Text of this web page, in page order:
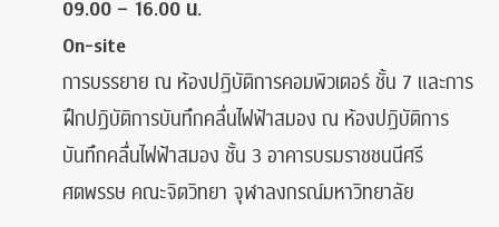
09.00 – 16.00 น.
On-site
การบรรยาย ณ ห้องปฏิบัติการคอมพิวเตอร์ ชั้น 7 และการ
ฝึกปฏิบัติการบันทึกคลื่นไฟฟ้าสมอง ณ ห้องปฏิบัติการ
บันทึกคลื่นไฟฟ้าสมอง ชั้น 3 อาคารบรมราชชนนีศรี
ศตพรรษ คณะจิตวิทยา จุฬาลงกรณ์มหาวิทยาลัย